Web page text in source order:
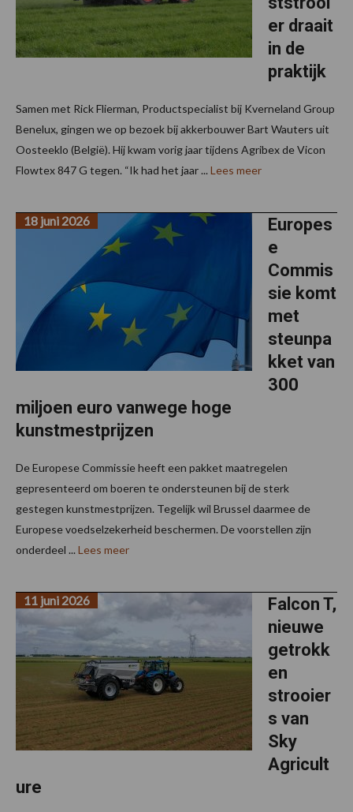
er draait
in de
praktijk
Samen met Rick Flierman, Productspecialist bij Kverneland Group
Benelux, gingen we op bezoek bij akkerbouwer Bart Wauters uit
Oosteeklo (België). Hij kwam vorig jaar tijdens Agribex de Vicon
Flowtex 847 G tegen. “Ik had het jaar ... Lees meer
Europes
e
Commis
sie komt
met
steunpa
kket van
300
miljoen euro vanwege hoge
kunstmestprijzen
18 juni 2026
De Europese Commissie heeft een pakket maatregelen
gepresenteerd om boeren te ondersteunen bij de sterk
gestegen kunstmestprijzen. Tegelijk wil Brussel daarmee de
Europese voedselzekerheid beschermen. De voorstellen zijn
onderdeel ... Lees meer
Falcon T,
nieuwe
getrokk
en
strooier
s van
Sky
Agricult
ure
11 juni 2026